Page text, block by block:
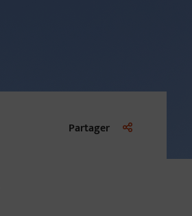
Partager Liste des liens